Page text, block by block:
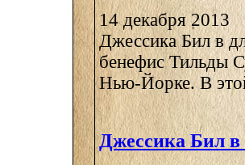
14 декабря 2013
Джессика Бил в
бенефис Тильды
Нью-Йорке. В
Джессика Бил в